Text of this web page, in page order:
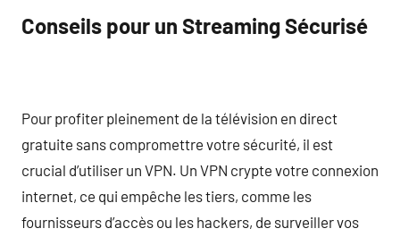
Conseils pour un Streaming Sécurisé
Pour profiter pleinement de la télévision en direct
gratuite sans compromettre votre sécurité, il est
crucial d’utiliser un VPN. Un VPN crypte votre connexion
internet, ce qui empêche les tiers, comme les
fournisseurs d’accès ou les hackers, de surveiller vos